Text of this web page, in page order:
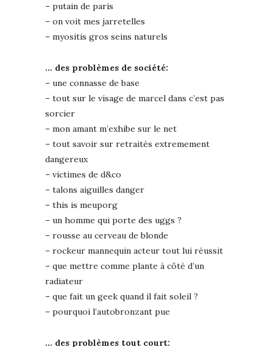
– putain de paris
– on voit mes jarretelles
– myositis gros seins naturels
… des problèmes de société:
– une connasse de base
– tout sur le visage de marcel dans c’est pas
sorcier
– mon amant m’exhibe sur le net
– tout savoir sur retraités extremement
dangereux
– victimes de d&co
– talons aiguilles danger
– this is meuporg
– un homme qui porte des uggs ?
– rousse au cerveau de blonde
– rockeur mannequin acteur tout lui réussit
– que mettre comme plante à côté d’un
radiateur
– que fait un geek quand il fait soleil ?
– pourquoi l’autobronzant pue
… des problèmes tout court: